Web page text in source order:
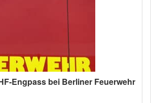
Engpass bei Berliner Feuerwehr